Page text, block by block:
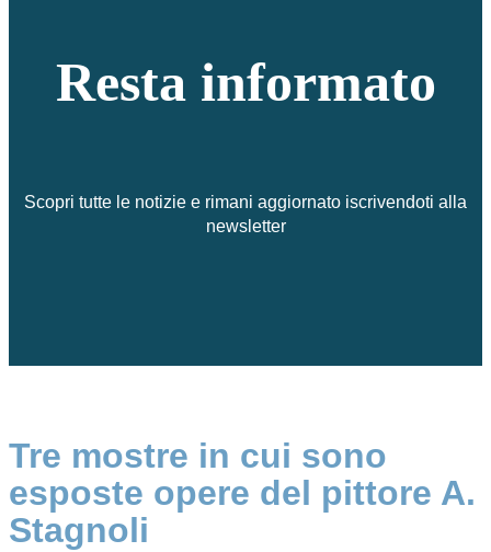
Resta informato
Scopri tutte le notizie e rimani aggiornato iscrivendoti alla
newsletter
Tre mostre in cui sono
esposte opere del pittore A.
Stagnoli